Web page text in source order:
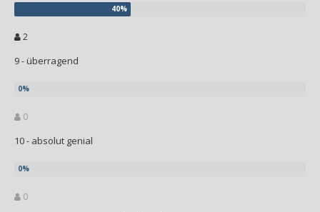
2
9 - überragend
0
10 - absolut genial
0